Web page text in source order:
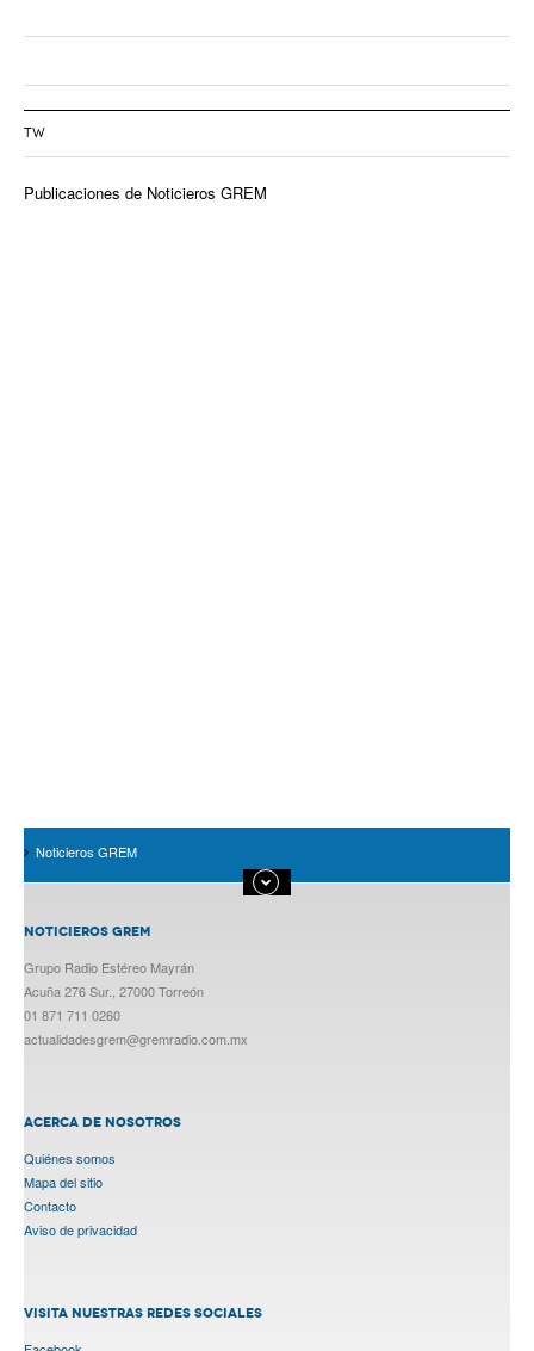
TW
Publicaciones de Noticieros GREM
Noticieros GREM
NOTICIEROS GREM
Grupo Radio Estéreo Mayrán
Acuña 276 Sur., 27000 Torreón
01 871 711 0260
actualidadesgrem@gremradio.com.mx
ACERCA DE NOSOTROS
Quiénes somos
Mapa del sitio
Contacto
Aviso de privacidad
VISITA NUESTRAS REDES SOCIALES